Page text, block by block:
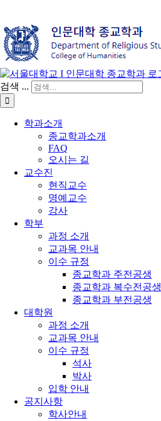
검색 ...
학과소개
종교학과소개
FAQ
오시는 길
교수진
현직교수
명예교수
강사
학부
과정 소개
교과목 안내
이수 규정
종교학과 주전공생
종교학과 복수전공생
종교학과 부전공생
대학원
과정 소개
교과목 안내
이수 규정
석사
박사
입학 안내
공지사항
학사안내